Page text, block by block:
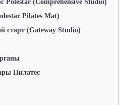
(Comprehensive Studio)
Pilates Mat)
старт (Gateway Studio)
Пилатес